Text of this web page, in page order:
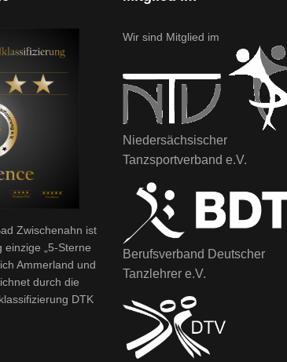
Zwischenahn ist
„5-Sterne
Ammerland und
durch die
DTK
Wir sind Mitglied im
Niedersächsischer
Tanzsportverband e.V.
Berufsverband Deutscher
Tanzlehrer e.V.